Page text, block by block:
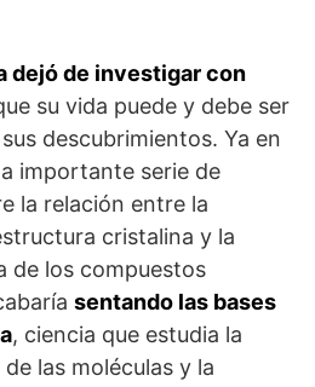
dejó de investigar con
su vida puede y debe ser
descubrimientos. Ya en
importante serie de
la relación entre la
cristalina y la
de los compuestos
sentando las bases
, ciencia que estudia la
las moléculas y la